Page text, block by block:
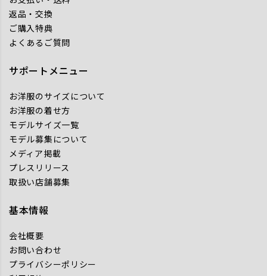
返品・交換
ご購入特典
よくあるご質問
サポートメニュー
お洋服のサイズについて
お洋服の着せ方
モデルサイズ一覧
モデル募集について
メディア掲載
プレスリリース
取扱い店舗募集
基本情報
会社概要
お問い合わせ
プライバシーポリシー